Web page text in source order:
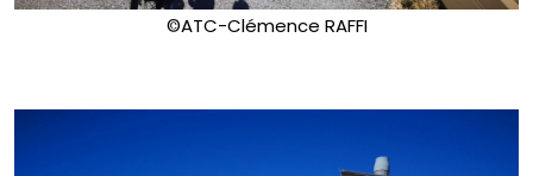
©ATC-Clémence RAFFI